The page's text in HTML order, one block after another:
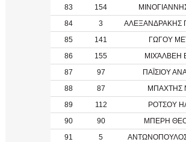
83
154
84
3 ΑΛΕΞΑΝΔΡΑΚΗΣ
85
141 ΓΩΓΟΥ
86
155 ΜΙΧΆΛΒΕΗ
87
97
ΠΑΪΣΙΟΥ
88
87
ΜΠΑΧΤΗΣ
89
112
ΡΟΤΣΟΥ
90
90
ΜΠΕΡΗ
91
5 ΑΝΤΩΝΟΠΟΥΛΟΣ